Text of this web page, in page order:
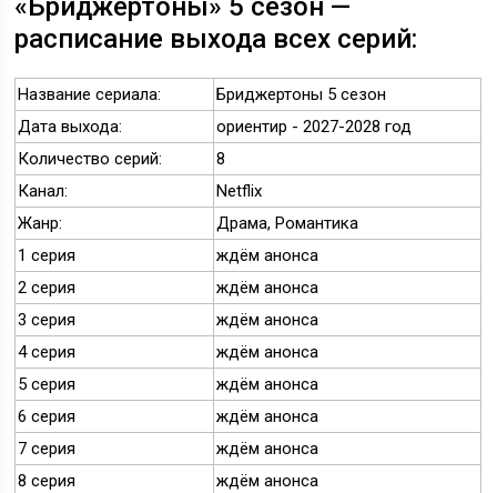
«Бриджертоны» 5 сезон —
расписание выхода всех серий:
Название сериала:
Бриджертоны 5 сезон
Дата выхода:
ориентир - 2027-2028 год
Количество серий:
8
Канал:
Netflix
Жанр:
Драма, Романтика
1 серия
ждём анонса
2 серия
ждём анонса
3 серия
ждём анонса
4 серия
ждём анонса
5 серия
ждём анонса
6 серия
ждём анонса
7 серия
ждём анонса
8 серия
ждём анонса